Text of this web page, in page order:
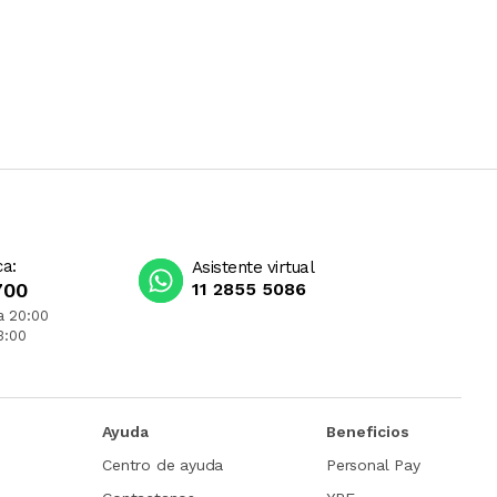
20:00
Asistente virtual
11 2855 5086
Ayuda
Centro de ayuda
Beneficios
Personal Pay